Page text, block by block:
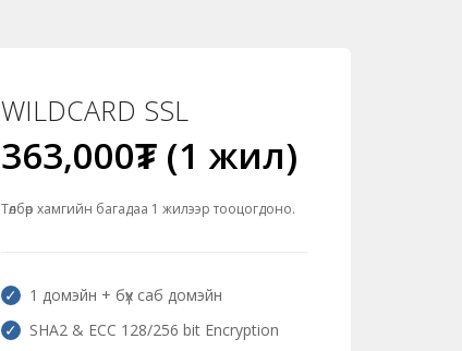
WILDCARD SSL
363,000₮ (1 жил)
Төлбөр хамгийн багадаа 1 жилээр тооцогдоно.
1 домэйн + бүх саб домэйн
SHA2 & ECC 128/256 bit Encryption